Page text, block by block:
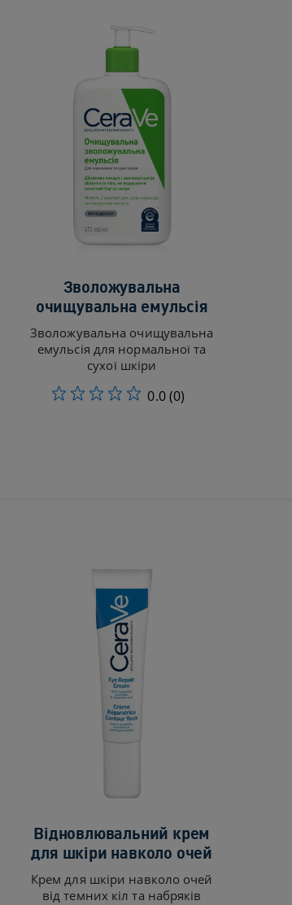
Зволожувальна
очищувальна емульсія
Зволожувальна очищувальна
емульсія для нормальної та
сухої шкіри
0.0(0)
Відновлювальний крем
для шкіри навколо очей
Крем для шкіри навколо очей
від темних кіл та набряків